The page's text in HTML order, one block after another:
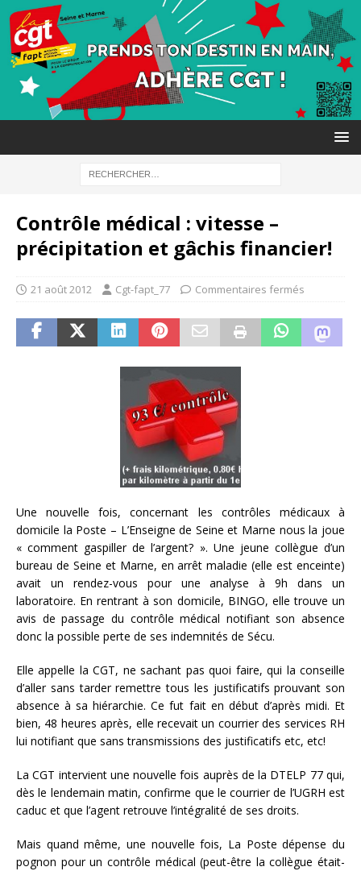
Contrôle médical : vitesse –
précipitation et gâchis financier!
21 août 2012 Cgt-fapt_77 Commentaires fermés
Une nouvelle fois, concernant les contrôles médicaux à
domicile la Poste – L’Enseigne de Seine et Marne nous la joue
« comment gaspiller de l’argent? ». Une jeune collègue d’un
bureau de Seine et Marne, en arrêt maladie (elle est enceinte)
avait un rendez-vous pour une analyse à 9h dans un
laboratoire. En rentrant à son domicile, BINGO, elle trouve un
avis de passage du contrôle médical notifiant son absence
donc la possible perte de ses indemnités de Sécu.
Elle appelle la CGT, ne sachant pas quoi faire, qui la conseille
d’aller sans tarder remettre tous les justificatifs prouvant son
absence à sa hiérarchie. Ce fut fait en début d’après midi. Et
bien, 48 heures après, elle recevait un courrier des services RH
lui notifiant que sans transmissions des justificatifs etc, etc!
La CGT intervient une nouvelle fois auprès de la DTELP 77 qui,
dès le lendemain matin, confirme que le courrier de l’UGRH est
caduc et que l’agent retrouve l’intégralité de ses droits.
Mais quand même, une nouvelle fois, La Poste dépense du
pognon pour un contrôle médical (peut-être la collègue était-